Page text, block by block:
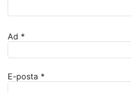
Ad *
E-posta *